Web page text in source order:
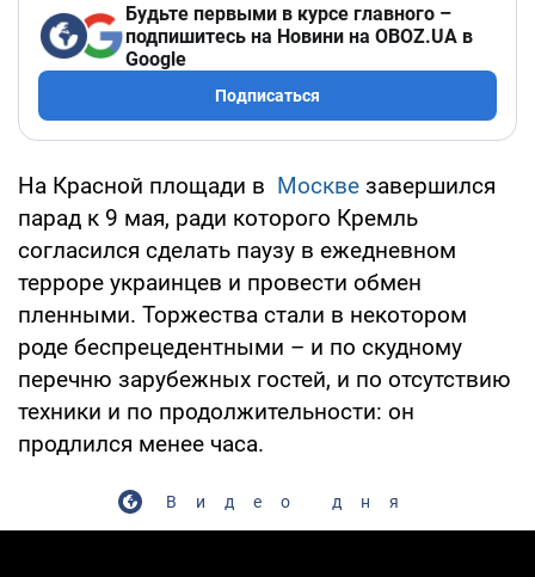
Будьте первыми в курсе главного –
подпишитесь на Новини на OBOZ.UA в
Google
Подписаться
На Красной площади в Москве завершился
парад к 9 мая, ради которого Кремль
согласился сделать паузу в ежедневном
терроре украинцев и провести обмен
пленными. Торжества стали в некотором
роде беспрецедентными – и по скудному
перечню зарубежных гостей, и по отсутствию
техники и по продолжительности: он
продлился менее часа.
Видео дня